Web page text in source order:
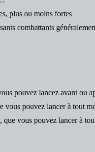
plus ou moins fortes
combattants
pouvez lancez avant ou
vous pouvez lancer à tout
que vous pouvez lancer à